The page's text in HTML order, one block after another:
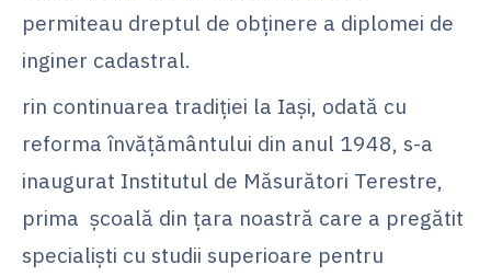
permiteau dreptul de obţinere a diplomei de
inginer cadastral.
rin continuarea tradiţiei la Iaşi, odată cu
reforma învăţământului din anul 1948, s-a
inaugurat Institutul de Măsurători Terestre,
prima şcoală din ţara noastră care a pregătit
specialişti cu studii superioare pentru